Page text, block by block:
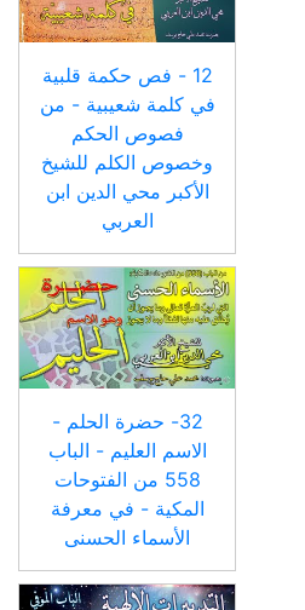
12 - فص حكمة قلبية
في كلمة شعيبية - من
فصوص الحكم
وخصوص الكلم للشيخ
الأكبر محي الدين ابن
العربي
32- حضرة الحلم -
الاسم العليم - الباب
558 من الفتوحات
المكية - في معرفة
الأسماء الحسنى